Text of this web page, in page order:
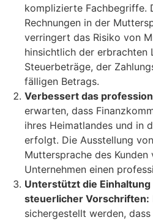
komplizierte Fachbegriffe.
Rechnungen in der
verringert das Risiko von
hinsichtlich der erbrachten
Steuerbeträge, der
fälligen Betrags.
Verbessert das
erwarten, dass
ihres Heimatlandes und in
erfolgt. Die Ausstellung
Muttersprache des
Unternehmen einen
Unterstützt die
steuerlicher Vorschriften:
sichergestellt werden,